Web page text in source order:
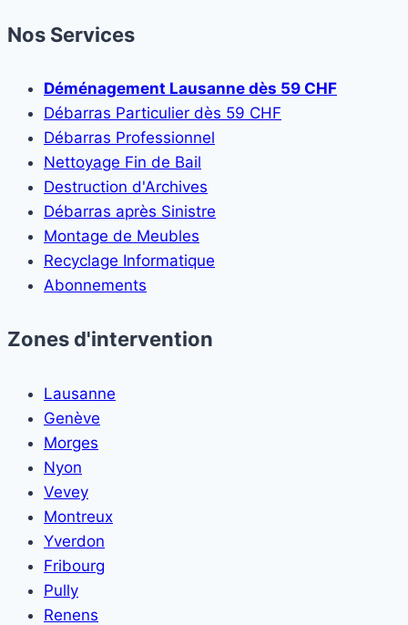
Nos Services
Déménagement Lausanne dès 59 CHF
Débarras Particulier dès 59 CHF
Débarras Professionnel
Nettoyage Fin de Bail
Destruction d'Archives
Débarras après Sinistre
Montage de Meubles
Recyclage Informatique
Abonnements
Zones d'intervention
Lausanne
Genève
Morges
Nyon
Vevey
Montreux
Yverdon
Fribourg
Pully
Renens